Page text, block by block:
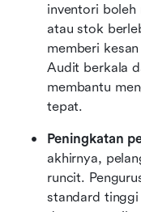
inventori boleh
atau stok
memberi
Audit berkala
membantu
tepat.
Peningkatan
akhirnya,
runcit.
standard